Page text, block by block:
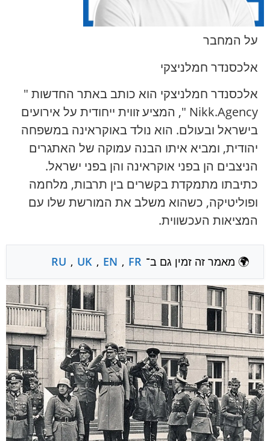
על המחבר
אלכסנדר חמלניצקי
אלכסנדר חמלניצקי הוא כותב באתר החדשות "
Nikk.Agency ", המציע זווית ייחודית על אירועים
בישראל ובעולם. הוא נולד באוקראינה במשפחה
יהודית, ומביא איתו הבנה עמוקה של האתגרים
הניצבים הן בפני אוקראינה והן בפני ישראל.
כתיבתו מתמקדת בקשרים בין תרבות, מלחמה
ופוליטיקה, כשהוא משלב את המורשת שלו עם
המציאות העכשווית.
🌍 מאמר זה זמין גם ב־ RU , UK , EN , FR